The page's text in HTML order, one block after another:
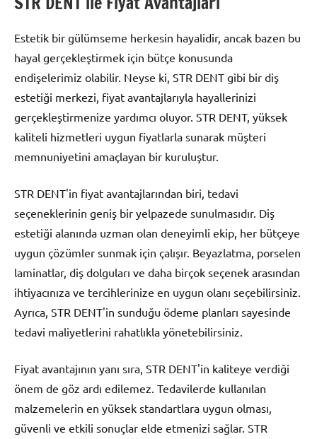
Estetik bir gülümseme herkesin hayalidir, ancak bazen bu
hayal gerçekleştirmek için bütçe konusunda
endişelerimiz olabilir. Neyse ki, STR DENT gibi bir diş
estetiği merkezi, fiyat avantajlarıyla hayallerinizi
gerçekleştirmenize yardımcı oluyor. STR DENT, yüksek
kaliteli hizmetleri uygun fiyatlarla sunarak müşteri
memnuniyetini amaçlayan bir kuruluştur.
STR DENT'in fiyat avantajlarından biri, tedavi
seçeneklerinin geniş bir yelpazede sunulmasıdır. Diş
estetiği alanında uzman olan deneyimli ekip, her bütçeye
uygun çözümler sunmak için çalışır. Beyazlatma, porselen
laminatlar, diş dolguları ve daha birçok seçenek arasından
ihtiyacınıza ve tercihlerinize en uygun olanı seçebilirsiniz.
Ayrıca, STR DENT'in sunduğu ödeme planları sayesinde
tedavi maliyetlerini rahatlıkla yönetebilirsiniz.
Fiyat avantajının yanı sıra, STR DENT'in kaliteye verdiği
önem de göz ardı edilemez. Tedavilerde kullanılan
malzemelerin en yüksek standartlara uygun olması,
güvenli ve etkili sonuçlar elde etmenizi sağlar. STR